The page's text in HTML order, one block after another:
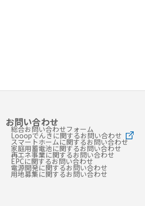
お問い合わせ
総合お問い合わせフォーム
Looopでんきに関するお問い合わせ
スマートホームに関するお問い合わせ
家庭用蓄電池に関するお問い合わせ
再エネ事業に関するお問い合わせ
EPCに関するお問い合わせ
電源開発に関するお問い合わせ
用地募集に関するお問い合わせ